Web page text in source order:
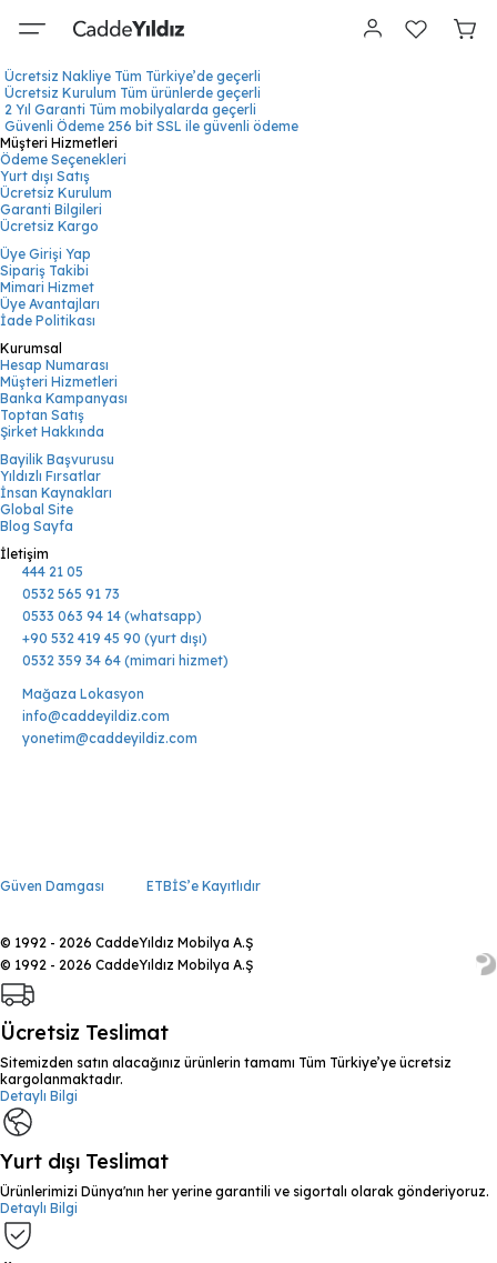
Ücretsiz Nakliye Tüm Türkiye’de geçerli
Ücretsiz Kurulum Tüm ürünlerde geçerli
2 Yıl Garanti Tüm mobilyalarda geçerli
Güvenli Ödeme 256 bit SSL ile güvenli ödeme
Müşteri Hizmetleri
Ödeme Seçenekleri
Yurt dışı Satış
Ücretsiz Kurulum
Garanti Bilgileri
Ücretsiz Kargo
Üye Girişi Yap
Sipariş Takibi
Mimari Hizmet
Üye Avantajları
İade Politikası
Kurumsal
Hesap Numarası
Müşteri Hizmetleri
Banka Kampanyası
Toptan Satış
Şirket Hakkında
Bayilik Başvurusu
Yıldızlı Fırsatlar
İnsan Kaynakları
Global Site
Blog Sayfa
İletişim
444 21 05
0532 565 91 73
0533 063 94 14 (whatsapp)
+90 532 419 45 90 (yurt dışı)
0532 359 34 64 (mimari hizmet)
Mağaza Lokasyon
info@caddeyildiz.com
yonetim@caddeyildiz.com
Güven Damgası ETBİS’e Kayıtlıdır
© 1992 - 2026 CaddeYıldız Mobilya A.Ş
© 1992 - 2026 CaddeYıldız Mobilya A.Ş
Ücretsiz Teslimat
Sitemizden satın alacağınız ürünlerin tamamı Tüm Türkiye’ye ücretsiz
kargolanmaktadır.
Detaylı Bilgi
Yurt dışı Teslimat
Ürünlerimizi Dünya'nın her yerine garantili ve sigortalı olarak gönderiyoruz.
Detaylı Bilgi